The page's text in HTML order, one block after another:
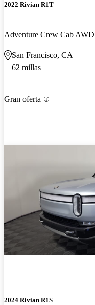
2022 Rivian R1T
Adventure Crew Cab AWD
San Francisco, CA
62 millas
Gran oferta
2024 Rivian R1S